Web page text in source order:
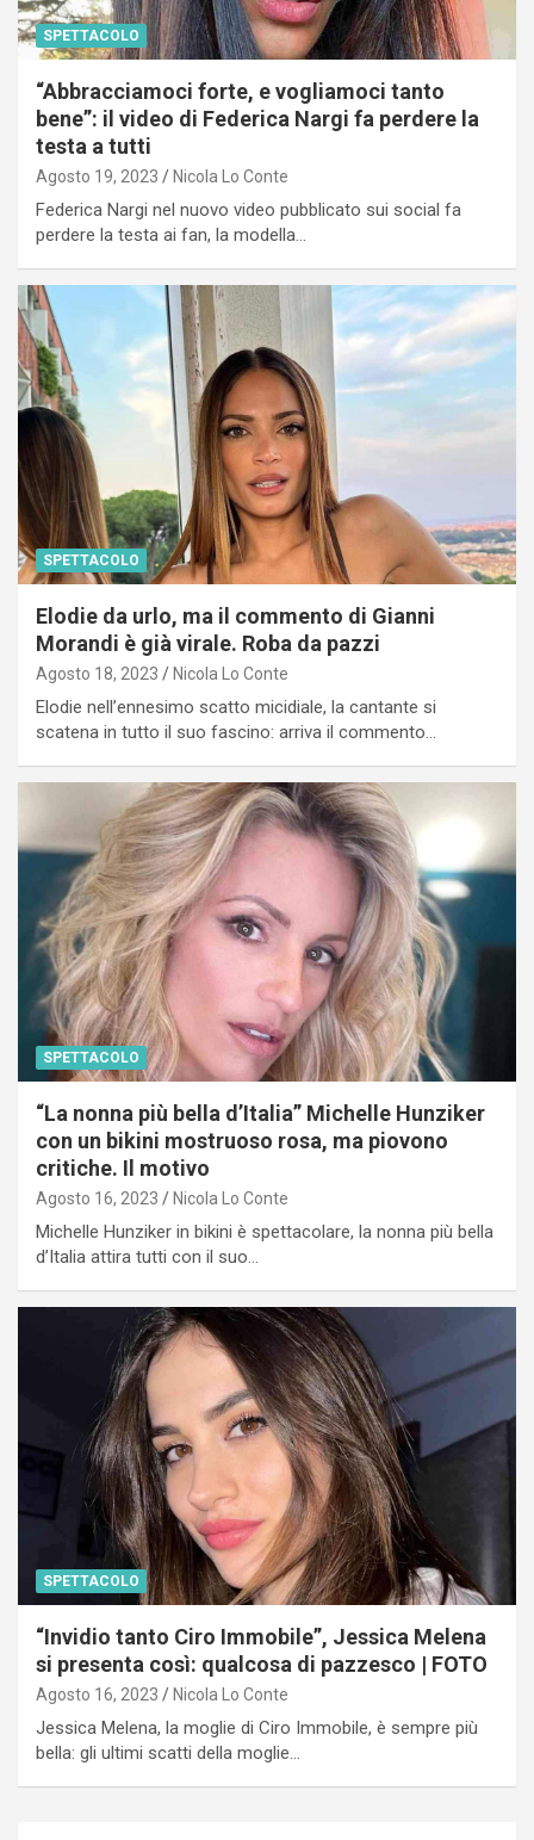
SPETTACOLO
“Abbracciamoci forte, e vogliamoci tanto
bene”: il video di Federica Nargi fa perdere la
testa a tutti
Agosto 19, 2023 Nicola Lo Conte
Federica Nargi nel nuovo video pubblicato sui social fa
perdere la testa ai fan, la modella…
SPETTACOLO
Elodie da urlo, ma il commento di Gianni
Morandi è già virale. Roba da pazzi
Agosto 18, 2023 Nicola Lo Conte
Elodie nell’ennesimo scatto micidiale, la cantante si
scatena in tutto il suo fascino: arriva il commento…
SPETTACOLO
“La nonna più bella d’Italia” Michelle Hunziker
con un bikini mostruoso rosa, ma piovono
critiche. Il motivo
Agosto 16, 2023 Nicola Lo Conte
Michelle Hunziker in bikini è spettacolare, la nonna più bella
d’Italia attira tutti con il suo…
SPETTACOLO
“Invidio tanto Ciro Immobile”, Jessica Melena
si presenta così: qualcosa di pazzesco | FOTO
Agosto 16, 2023 Nicola Lo Conte
Jessica Melena, la moglie di Ciro Immobile, è sempre più
bella: gli ultimi scatti della moglie…